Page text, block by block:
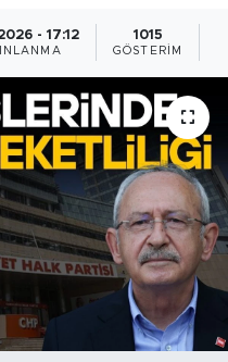
- 17:12 1015
GÖSTERIM